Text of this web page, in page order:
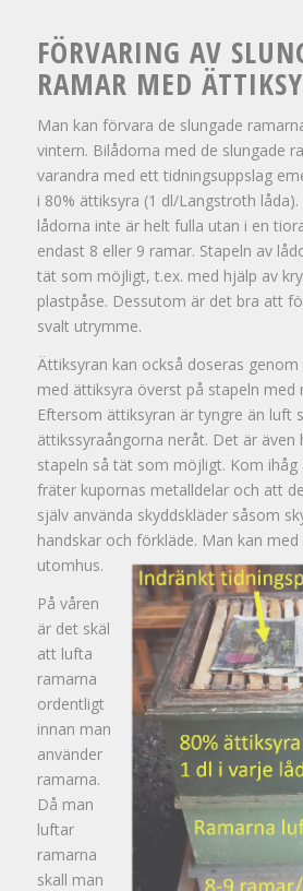
FÖRVARING AV
RAMAR MED
Man kan förvara de slungade
vintern. Bilådorna med de slungade
varandra med ett tidningsuppslag
i 80% ättiksyra (1 dl/Langstroth
lådorna inte är helt fulla utan i en
endast 8 eller 9 ramar. Stapeln av
tät som möjligt, t.ex. med hjälp av
plastpåse. Dessutom är det bra att
svalt utrymme.
Ättiksyran kan också doseras
med ättiksyra överst på stapeln med
Eftersom ättiksyran är tyngre än luft
ättikssyraångorna neråt. Det är även
stapeln så tät som möjligt. Kom ihåg
fräter kupornas metalldelar och att
själv använda skyddskläder såsom
handskar och förkläde. Man kan
utomhus.
På våren
är det skäl
att lufta
ramarna
ordentligt
innan man
använder
ramarna.
Då man
luftar
ramarna
skall man